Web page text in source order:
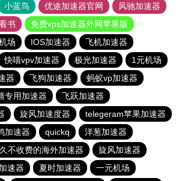
小蓝鸟 优途加速器官网
风驰加速器
书
免费vps加速器外网苹果版
场 IOS加速器
飞机加速器
快喵vpv加速器 极光加速器
1元机场
器
飞狗加速器
蚂蚁vp加速器
专用加速器
飞跃加速器
旋风加速度器
telegeram苹果加速器
加速器 quickq
洋葱加速器
不收费的海外加速器
旋风加速器
速器 夏时加速器 一元机场